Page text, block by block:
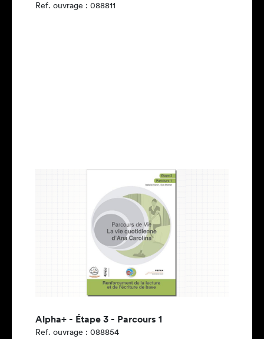
Ref. ouvrage : 088811
Alpha+ - Étape 3 - Parcours 1
Ref. ouvrage : 088854